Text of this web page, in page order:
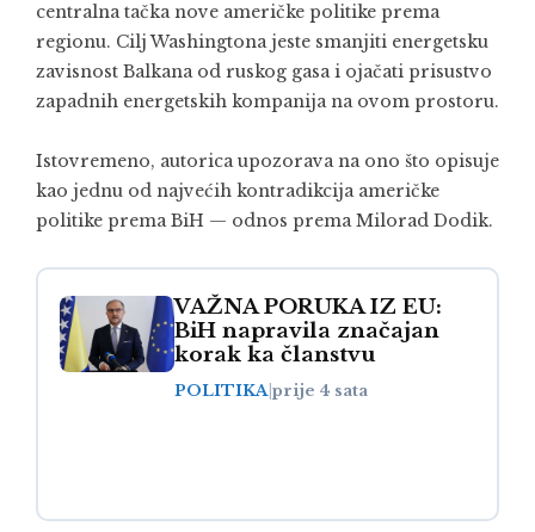
centralna tačka nove američke politike prema
regionu. Cilj Washingtona jeste smanjiti energetsku
zavisnost Balkana od ruskog gasa i ojačati prisustvo
zapadnih energetskih kompanija na ovom prostoru.
Istovremeno, autorica upozorava na ono što opisuje
kao jednu od najvećih kontradikcija američke
politike prema BiH — odnos prema Milorad Dodik.
VAŽNA PORUKA IZ EU:
BiH napravila značajan
korak ka članstvu
POLITIKAprije 4 sata